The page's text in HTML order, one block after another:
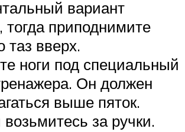
вариант
тогда приподнимите
таз вверх.
ноги под специальный
Он должен
выше пяток.
за ручки.